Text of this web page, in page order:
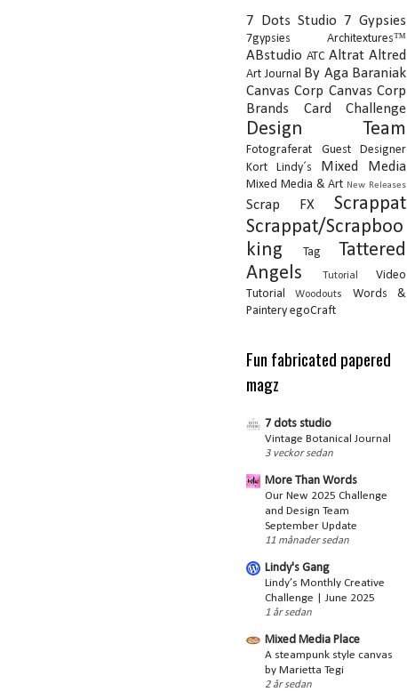
7 Dots Studio 7 Gypsies
7gypsies Architextures™
ABstudio ATC Altrat Altred
Art Journal
By Aga Baraniak
Canvas Corp Canvas Corp
Brands
Card Challenge
Design Team
Fotograferat
Guest Designer
Kort
Lindy´s Mixed Media
Mixed Media & Art New Releases
Scrap FX
Scrappat
Scrappat/Scrapboo
king
Tag
Tattered
Angels
Tutorial
Video
Tutorial
Woodouts
Words &
Paintery egoCraft
Fun fabricated papered
magz
7 dots studio
Vintage Botanical Journal
3 veckor sedan
More Than Words
Our New 2025 Challenge
and Design Team
September Update
11 månader sedan
Lindy's Gang
Lindy’s Monthly Creative
Challenge | June 2025
1 år sedan
Mixed Media Place
A steampunk style canvas
by Marietta Tegi
2 år sedan